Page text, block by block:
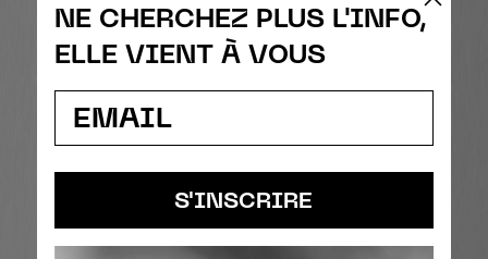
NE CHERCHEZ PLUS L'INFO,
ELLE VIENT À VOUS
S'INSCRIRE